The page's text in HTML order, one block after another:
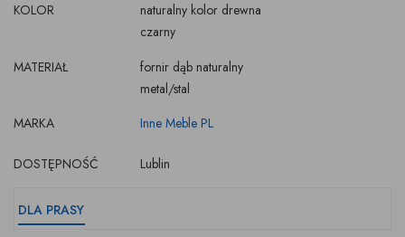
KOLOR
naturalny kolor drewna
czarny
MATERIAŁ
fornir dąb naturalny
metal/stal
MARKA
Inne Meble PL
DOSTĘPNOŚĆ Lublin
DLA PRASY